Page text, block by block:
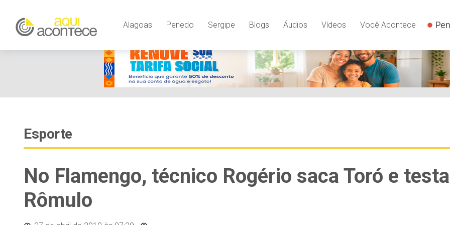
Alagoas Penedo Sergipe Blogs Áudios Vídeos Você Acontece
Esporte
No Flamengo, técnico Rogério saca Toró e testa
Rômulo